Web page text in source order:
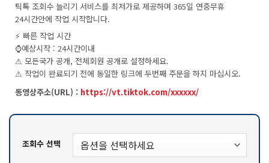
5점
만점에
점으로
평가됨
틱톡 조회수 늘리기 서비스를 최저가로 제공하며 365일 연중무휴
24시간안에 작업 시작합니다.
⚡ 빠른 작업 시간
⌚️예상시작 : 24시간이내
⚠ 모든국가 공개, 전체회원 공개로 설정하세요.
⚠ 작업이 완료되기 전에 동일한 링크에 두번째 주문을 하지 마십시오.
동영상주소(URL) : https://vt.tiktok.com/xxxxxx/
조회수 선택